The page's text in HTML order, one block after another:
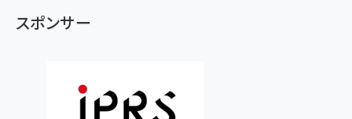
スポンサー